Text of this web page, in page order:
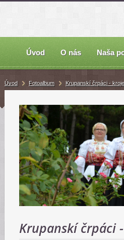
Úvod O nás Naša
Úvod Fotoalbum Krupanskí črpáci - kroje
Krupanskí črpáci